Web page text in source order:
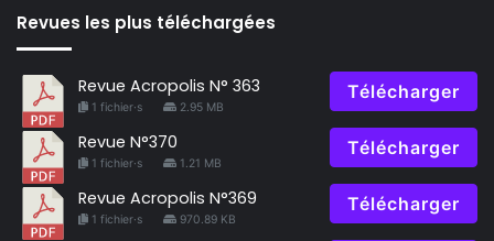
Revues les plus téléchargées
Revue Acropolis N° 363
1 fichier·s 2.95 MB
Télécharger
Revue N°370
1 fichier·s 1.21 MB
Télécharger
Revue Acropolis N°369
1 fichier·s 970.89 KB
Télécharger